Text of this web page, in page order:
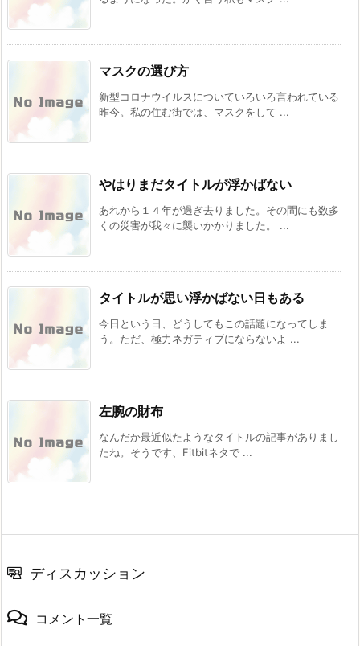
マスクの選び方
新型コロナウイルスについていろいろ言われている
昨今。私の住む街では、マスクをして ...
やはりまだタイトルが浮かばない
あれから１４年が過ぎ去りました。その間にも数多
くの災害が我々に襲いかかりました。 ...
タイトルが思い浮かばない日もある
今日という日、どうしてもこの話題になってしま
う。ただ、極力ネガティブにならないよ ...
左腕の財布
なんだか最近似たようなタイトルの記事がありまし
たね。そうです、Fitbitネタで ...
ディスカッション
コメント一覧